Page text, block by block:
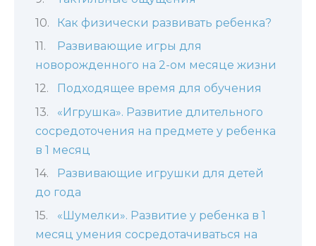
Как физически развивать ребенка?
Развивающие игры для
новорожденного на 2-ом месяце жизни
Подходящее время для обучения
«Игрушка». Развитие длительного
сосредоточения на предмете у ребенка
в 1 месяц
Развивающие игрушки для детей
до года
«Шумелки». Развитие у ребенка в 1
месяц умения сосредотачиваться на